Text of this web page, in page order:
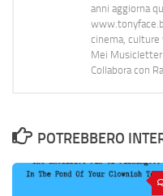
anni aggiorna
cinema, culture
Mei Musicletter
Collabora con
POTREBBERO